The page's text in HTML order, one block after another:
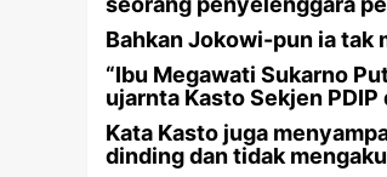
Bahkan Jokowi-pun ia tak
“Ibu Megawati Sukarno
ujarnta Kasto Sekjen
Kata Kasto juga
dinding dan tidak